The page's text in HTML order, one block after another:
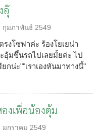
อุ๊
กุมภาพันธ์ 2549
งโซฟาค่ะ ร้องโยเยน่า
อุ้มขึ้นรถไปเลยมั้ยค่ะ ไป
กน่ะ""เราเองหันมาทางนี้"
งเพื่อน้องตุ้ม
มกราคม 2549